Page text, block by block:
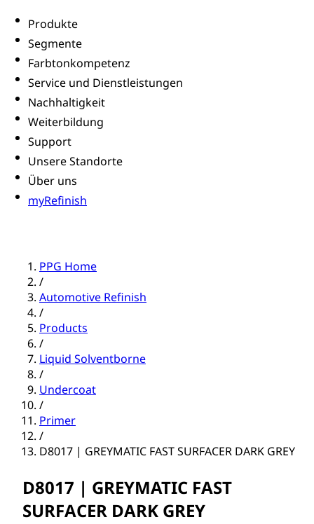
Produkte
Segmente
Farbtonkompetenz
Service und Dienstleistungen
Nachhaltigkeit
Weiterbildung
Support
Unsere Standorte
Über uns
myRefinish
PPG Home
/
Automotive Refinish
/
Products
/
Liquid Solventborne
/
Undercoat
/
Primer
/
D8017 | GREYMATIC FAST SURFACER DARK GREY
D8017 | GREYMATIC FAST
SURFACER DARK GREY